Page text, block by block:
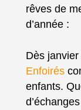
rêves de
d’année :
Dès janvier
Enfoirés
enfants.